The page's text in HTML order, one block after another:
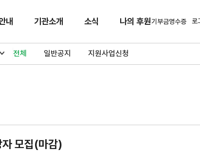
내 기관소개 소식 나의 후원기부금영수증 로
전체 일반공지 지원사업신청
모집(마감)